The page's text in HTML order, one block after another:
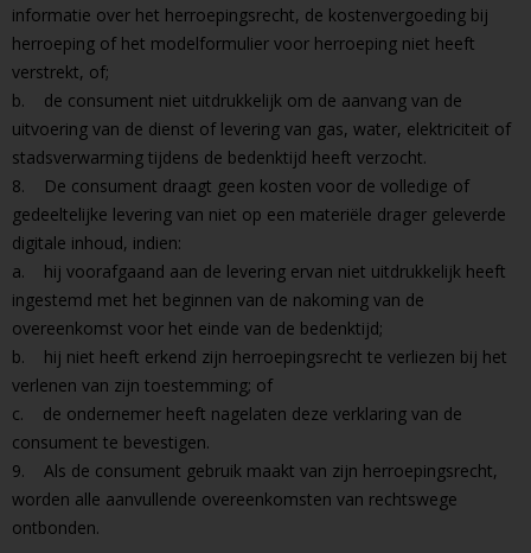
informatie over het herroepingsrecht, de kostenvergoeding bij
herroeping of het modelformulier voor herroeping niet heeft
verstrekt, of;
b. de consument niet uitdrukkelijk om de aanvang van de
uitvoering van de dienst of levering van gas, water, elektriciteit of
stadsverwarming tijdens de bedenktijd heeft verzocht.
8. De consument draagt geen kosten voor de volledige of
gedeeltelijke levering van niet op een materiële drager geleverde
digitale inhoud, indien:
a. hij voorafgaand aan de levering ervan niet uitdrukkelijk heeft
ingestemd met het beginnen van de nakoming van de
overeenkomst voor het einde van de bedenktijd;
b. hij niet heeft erkend zijn herroepingsrecht te verliezen bij het
verlenen van zijn toestemming; of
c. de ondernemer heeft nagelaten deze verklaring van de
consument te bevestigen.
9. Als de consument gebruik maakt van zijn herroepingsrecht,
worden alle aanvullende overeenkomsten van rechtswege
ontbonden.